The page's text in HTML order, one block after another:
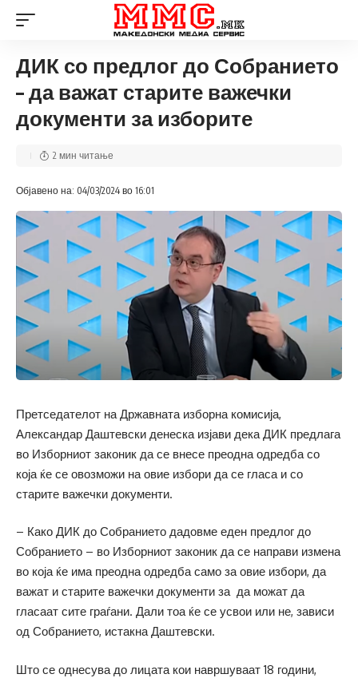
ДИК со предлог до Собранието
– да важат старите важечки
документи за изборите
Објавено на: 04/03/2024 во 16:01
2 мин читање
Претседателот на Државната изборна комисија,
Александар Даштевски денеска изјави дека ДИК предлага
во Изборниот законик да се внесе преодна одредба со
која ќе се овозможи на овие избори да се гласа и со
старите важечки документи.
– Како ДИК до Собранието дадовме еден предлог до
Собранието – во Изборниот законик да се направи измена
во која ќе има преодна одредба само за овие избори, да
важат и старите важечки документи за да можат да
гласаат сите граѓани. Дали тоа ќе се усвои или не, зависи
од Собранието, истакна Даштевски.
Што се однесува до лицата кои навршуваат 18 години,